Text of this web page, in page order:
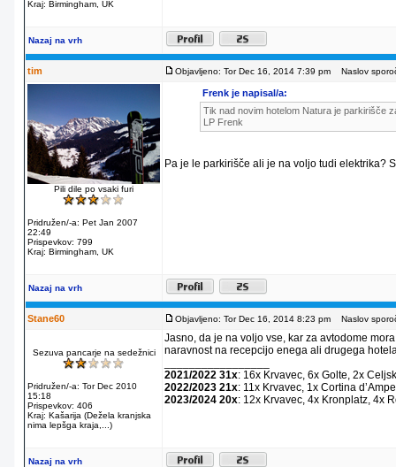
Kraj: Birmingham, UK
Nazaj na vrh
tim Objavljeno: Tor Dec 16, 2014 7:39 pm Naslov
Pili dile po vsaki furi
Pridružen/-a: Pet Jan 2007
22:49
Prispevkov: 799
Kraj: Birmingham, UK
Frenk je napisal/a:
Tik nad novim hotelom Natura je parkirišče
LP Frenk
Pa je le parkirišče ali je na voljo tudi elektrika?
Nazaj na vrh
Stane60 Objavljeno: Tor Dec 16, 2014 8:23 pm Naslov
Sezuva pancarje na sedežnici
Pridružen/-a: Tor Dec 2010
15:18
Prispevkov: 406
Kraj: Kašarija (Dežela kranjska
nima lepšga kraja,...)
Jasno, da je na voljo vse, kar za avtodome
naravnost na recepcijo enega ali drugega
2021/2022 31x: 16x Krvavec, 6x Golte, 2x
2022/2023 21x: 11x Krvavec, 1x Cortina
2023/2024 20x: 12x Krvavec, 4x Kronplatz, 4x
Nazaj na vrh